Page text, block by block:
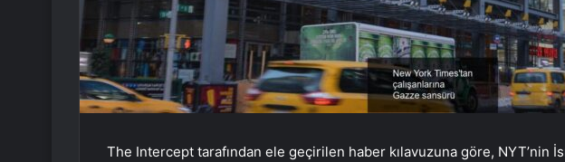
The Intercept tarafından ele geçirilen haber kılavuzuna göre, NYT’nin